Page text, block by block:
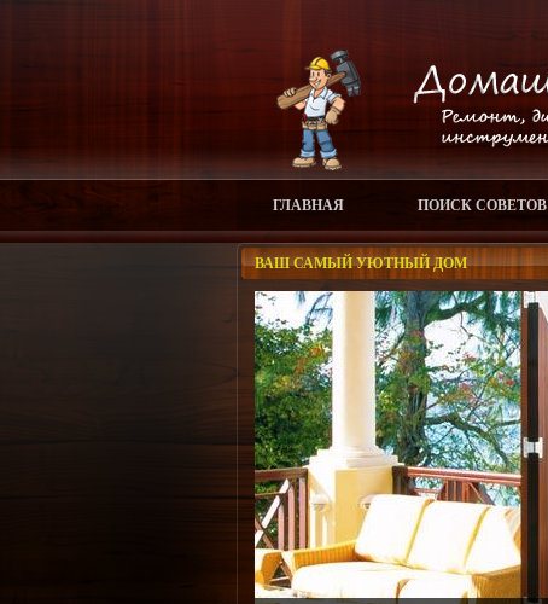
ГЛАВНАЯ ПОИСК СОВЕТОВ
ВАШ САМЫЙ УЮТНЫЙ ДОМ